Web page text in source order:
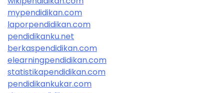
mypendidikan.com
laporpendidikan.com
pendidikanku.net
berkaspendidikan.com
elearningpendidikan.com
statistikapendidikan.com
pendidikankukar.com